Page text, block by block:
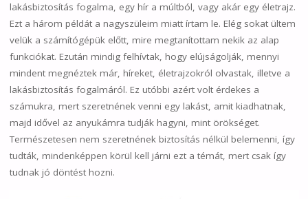
lakásbiztosítás fogalma, egy hír a múltból, vagy akár egy életrajz.
Ezt a három példát a nagyszüleim miatt írtam le. Elég sokat ültem
velük a számítógépük előtt, mire megtanítottam nekik az alap
funkciókat. Ezután mindig felhívtak, hogy elújságolják, mennyi
mindent megnéztek már, híreket, életrajzokról olvastak, illetve a
lakásbiztosítás fogalmáról. Ez utóbbi azért volt érdekes a
számukra, mert szeretnének venni egy lakást, amit kiadhatnak,
majd idővel az anyukámra tudják hagyni, mint örökséget.
Természetesen nem szeretnének biztosítás nélkül belemenni, így
tudták, mindenképpen körül kell járni ezt a témát, mert csak így
tudnak jó döntést hozni.